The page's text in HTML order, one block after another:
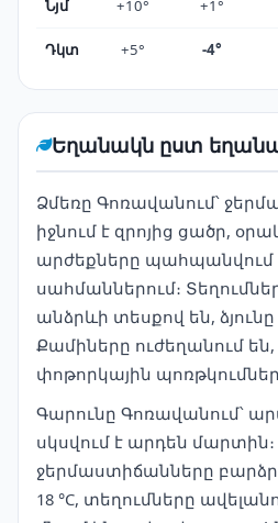
Նյմ +10° +1°
Դկտ +5° -4°
Եղանակն ըստ
Ձմեռը Գոռավանում՝
իջնում է զրոյից ցածր,
արժեքները պահպանվում
սահմաններում։
անձրևի տեսքով են, ձյունը
Քամիները ուժեղանում
փոթորկային
Գարունը Գոռավանում՝
սկսվում է արդեն
ջերմաստիճանները
18 °C, տեղումները